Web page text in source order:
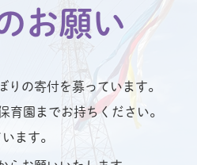
お願い
の寄付を募っています。
育園までお持ちください。
ます。